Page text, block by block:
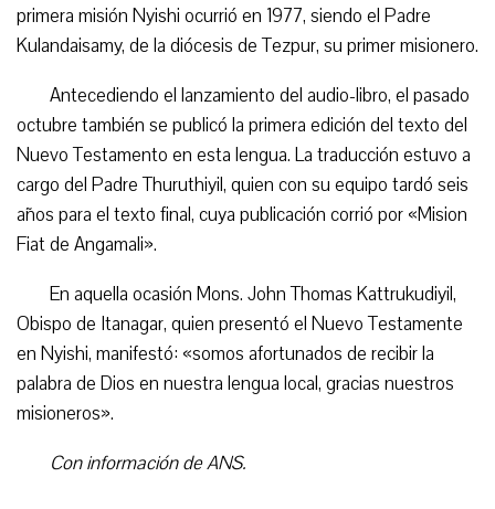
primera misión Nyishi ocurrió en 1977, siendo el Padre
Kulandaisamy, de la diócesis de Tezpur, su primer misionero.
Antecediendo el lanzamiento del audio-libro, el pasado
octubre también se publicó la primera edición del texto del
Nuevo Testamento en esta lengua. La traducción estuvo a
cargo del Padre Thuruthiyil, quien con su equipo tardó seis
años para el texto final, cuya publicación corrió por «Mision
Fiat de Angamali».
En aquella ocasión Mons. John Thomas Kattrukudiyil,
Obispo de Itanagar, quien presentó el Nuevo Testamente
en Nyishi, manifestó: «somos afortunados de recibir la
palabra de Dios en nuestra lengua local, gracias nuestros
misioneros».
Con información de ANS.